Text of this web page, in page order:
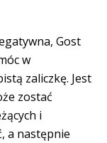
Gost
w
zaliczkę. Jest
zostać
i
a następnie